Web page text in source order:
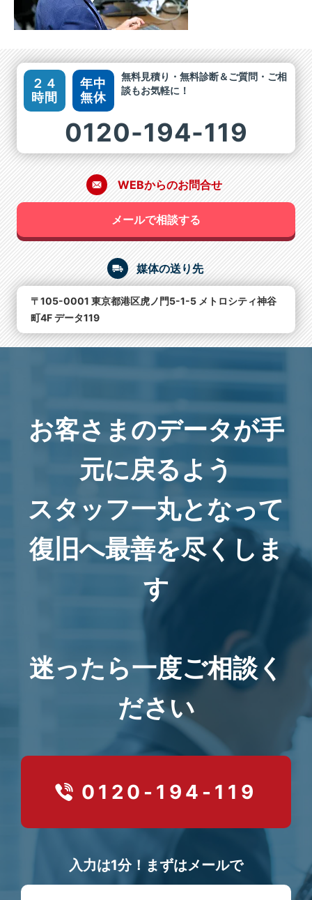
２４
時間
年中
無休
無料見積り・無料診断＆ご質問・ご相
談もお気軽に！
0120-194-119
WEBからのお問合せ
メールで相談する
媒体の送り先
〒105-0001 東京都港区虎ノ門5-1-5 メトロシティ神谷
町4F データ119
お客さまのデータが手
元に戻るよう
スタッフ一丸となって
復旧へ最善を尽くしま
す
迷ったら一度ご相談く
ださい
0120-194-119
入力は1分！まずはメールで